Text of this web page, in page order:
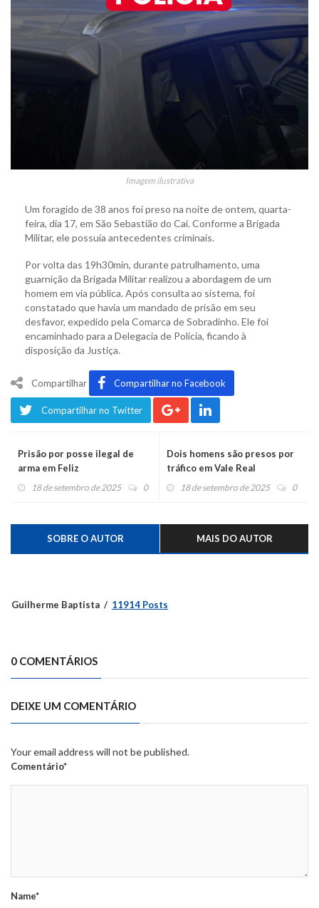
Imagem ilustrativa
Um foragido de 38 anos foi preso na noite de ontem, quarta-
feira, dia 17, em São Sebastião do Caí. Conforme a Brigada
Militar, ele possuía antecedentes criminais.
Por volta das 19h30min, durante patrulhamento, uma
guarnição da Brigada Militar realizou a abordagem de um
homem em via pública. Após consulta ao sistema, foi
constatado que havia um mandado de prisão em seu
desfavor, expedido pela Comarca de Sobradinho. Ele foi
encaminhado para a Delegacia de Polícia, ficando à
disposição da Justiça.
Compartilhar Compartilhar no Facebook
Compartilhar no Twitter
Prisão por posse ilegal de
arma em Feliz
18 de setembro de 2025 0
Dois homens são presos por
tráfico em Vale Real
18 de setembro de 2025 0
SOBRE O AUTOR MAIS DO AUTOR
Guilherme Baptista 11914 Posts
0 COMENTÁRIOS
DEIXE UM COMENTÁRIO
Your email address will not be published.
Comentário*
Name*